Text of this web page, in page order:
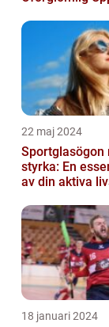
22 maj 2024
Sportglasögon
styrka: En
av din aktiva
18 januari 2024